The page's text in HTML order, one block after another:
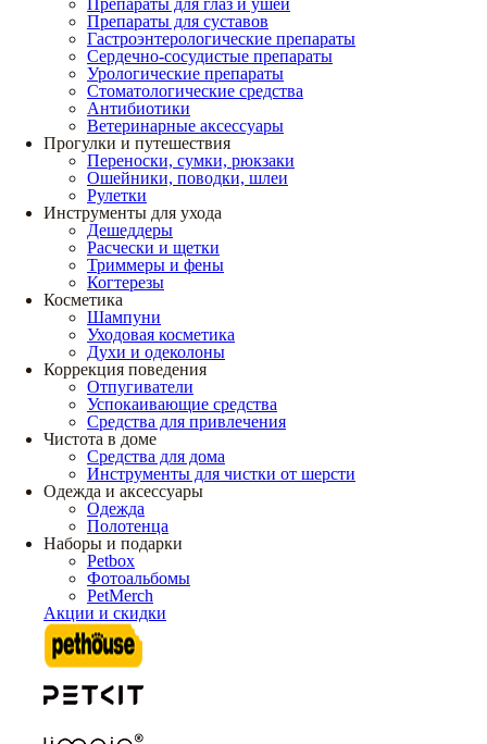
Препараты для глаз и ушей
Препараты для суставов
Гастроэнтерологические препараты
Сердечно-сосудистые препараты
Урологические препараты
Стоматологические средства
Антибиотики
Ветеринарные аксессуары
Прогулки и путешествия
Переноски, сумки, рюкзаки
Ошейники, поводки, шлеи
Рулетки
Инструменты для ухода
Дешеддеры
Расчески и щетки
Триммеры и фены
Когтерезы
Косметика
Шампуни
Уходовая косметика
Духи и одеколоны
Коррекция поведения
Отпугиватели
Успокаивающие средства
Средства для привлечения
Чистота в доме
Средства для дома
Инструменты для чистки от шерсти
Одежда и аксессуары
Одежда
Полотенца
Наборы и подарки
Petbox
Фотоальбомы
PetMerch
Акции и скидки